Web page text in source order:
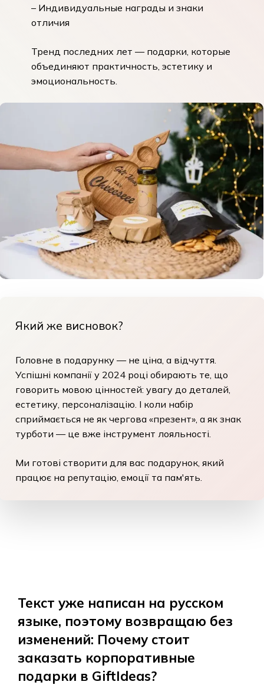
– Индивидуальные награды и знаки
отличия
Тренд последних лет — подарки, которые
объединяют практичность, эстетику и
эмоциональность.
Який же висновок?
Головне в подарунку — не ціна, а відчуття.
Успішні компанії у 2024 році обирають те, що
говорить мовою цінностей: увагу до деталей,
естетику, персоналізацію. І коли набір
сприймається не як чергова «презент», а як знак
турботи — це вже інструмент лояльності.
Ми готові створити для вас подарунок, який
працює на репутацію, емоції та пам'ять.
Текст уже написан на русском
языке, поэтому возвращаю без
изменений: Почему стоит
заказать корпоративные
подарки в GiftIdeas?